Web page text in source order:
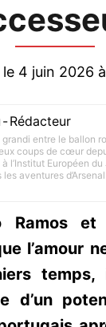
le 4 juin 2026
-Rédacteur
grandi entre le ballon
coups de cœur
l’Institut Européen
aventures
Ramos
l’amour
d’un